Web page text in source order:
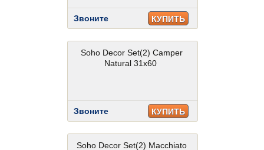
Звоните КУПИТЬ
Soho Decor Set(2) Camper
Natural 31x60
Звоните КУПИТЬ
Soho Decor Set(2) Macchiato